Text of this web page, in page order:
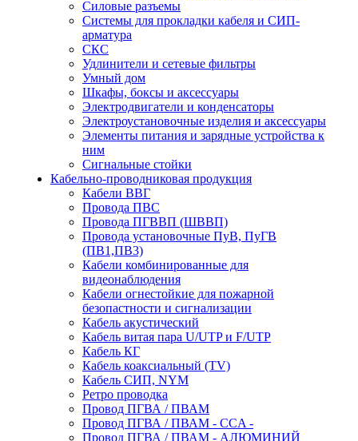
Силовые разъемы
Системы для прокладки кабеля и СИП-
арматура
СКС
Удлинители и сетевые фильтры
Умный дом
Шкафы, боксы и аксессуары
Электродвигатели и конденсаторы
Электроустановочные изделия и аксессуары
Элементы питания и зарядные устройства к
ним
Сигнальные стойки
Кабельно-проводниковая продукция
Кабели ВВГ
Провода ПВС
Провода ПГВВП (ШВВП)
Провода установочные ПуВ, ПуГВ
(ПВ1,ПВ3)
Кабели комбинированные для
видеонаблюдения
Кабели огнестойкие для пожарной
безопастности и сигнализации
Кабель акустический
Кабель витая пара U/UTP и F/UTP
Кабель КГ
Кабель коаксиальный (TV)
Кабель СИП, NYM
Ретро проводка
Провод ПГВА / ПВАМ
Провод ПГВА / ПВАМ - CCA -
Провод ПГВА / ПВАМ - АЛЮМИНИЙ